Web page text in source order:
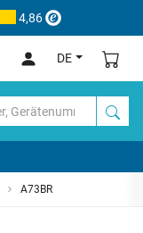
4,86
DE
A73BR